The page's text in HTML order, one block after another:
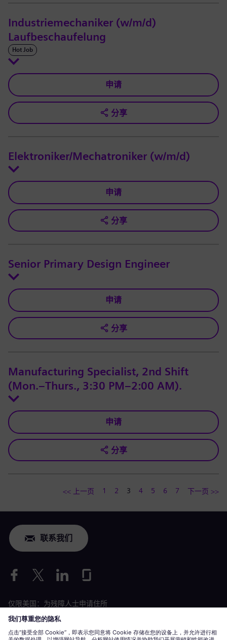
Industriemechaniker (w/m/d)
Laufbeschaufelung
Hot Job
申请
分享
Elektroniker/Mechatroniker (w/m/d)
申请
分享
Senior Primary Design Engineer
申请
分享
Manufacturing Specialist, 2nd Shift
(Mon.–Thurs., 3:30 PM–2:00 AM).
申请
分享
<< 上一页 1 2 3 4 5 6 7 下一页 >>
联系我们
仅限美国：为残障人士申请住所
劳工情况申请